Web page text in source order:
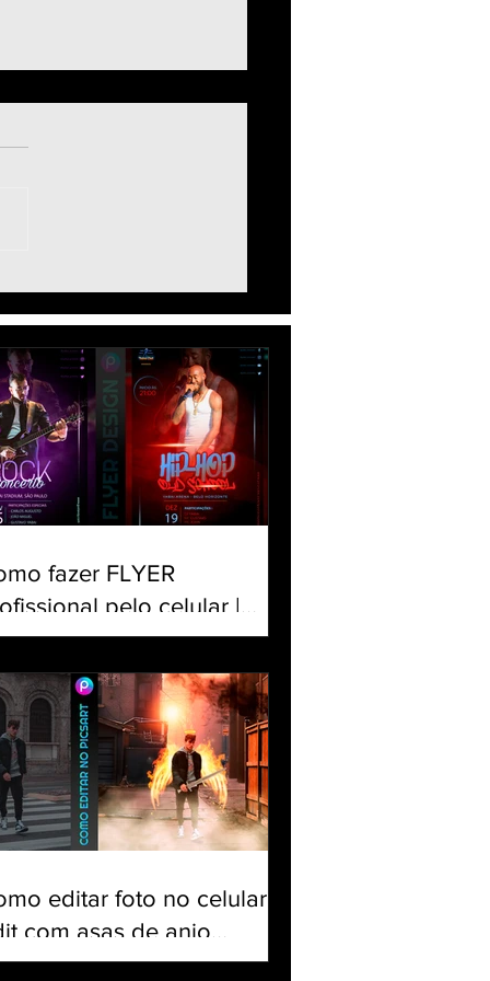
Edit Flyer Tutorial
- Como Fazer Arte
de Futebol Flyer
Texto Neon
fazer FLYER
pelo celular |
banner para Evento |
Panfleto PicsArt
editar foto no celular |
com asas de anjo
fogo, fumaça,